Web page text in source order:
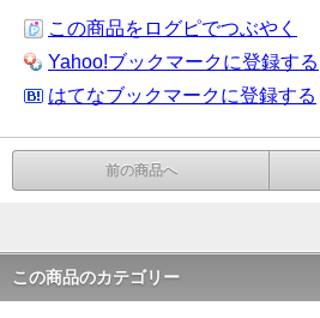
この商品をログピでつぶやく
Yahoo!ブックマークに登録する
はてなブックマークに登録する
前の商品へ
この商品のカテゴリー